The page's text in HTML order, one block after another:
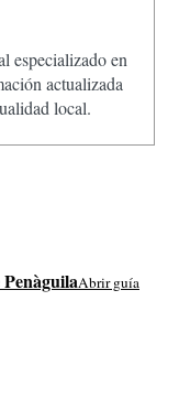
especializado en
actualizada
local.
Abrir guía